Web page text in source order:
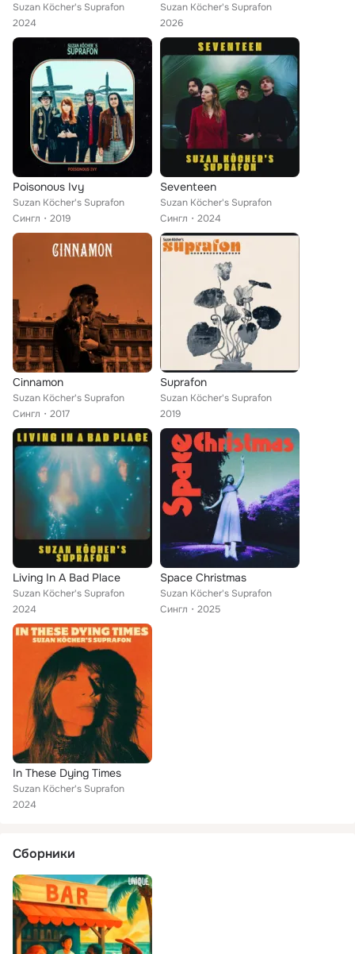
Suzan Köcher's Suprafon
2024
Suzan Köcher's Suprafon
2026
Poisonous Ivy
Suzan Köcher's Suprafon
Сингл
2019
Seventeen
Suzan Köcher's Suprafon
Сингл
2024
Cinnamon
Suzan Köcher's Suprafon
Сингл
2017
Suprafon
Suzan Köcher's Suprafon
2019
Living In A Bad Place
Suzan Köcher's Suprafon
2024
Space Christmas
Suzan Köcher's Suprafon
Сингл
2025
In These Dying Times
Suzan Köcher's Suprafon
2024
Сборники